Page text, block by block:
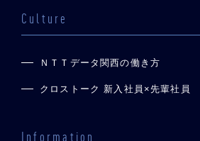
Culture
ＮＴＴデータ関西の働き方
クロストーク 新入社員×先輩社員
Information